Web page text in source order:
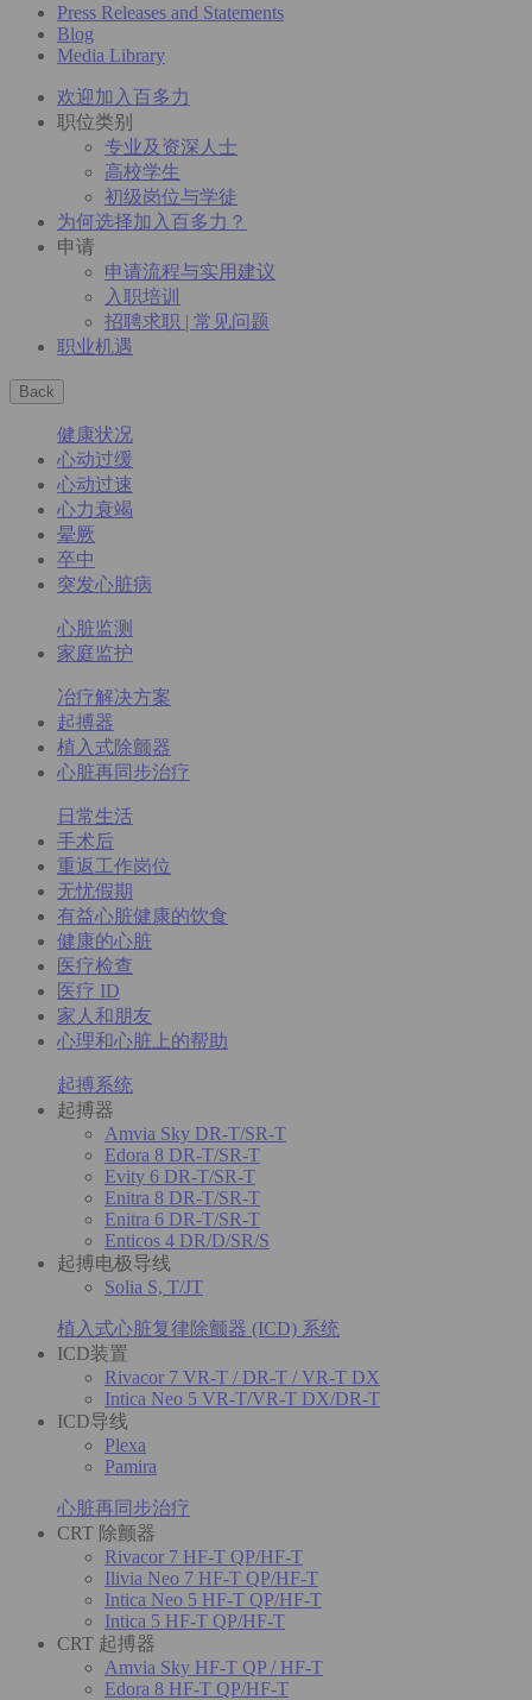
Press Releases and Statements
Blog
Media Library
欢迎加入百多力
职位类别
专业及资深人士
高校学生
初级岗位与学徒
为何选择加入百多力？
申请
申请流程与实用建议
入职培训
招聘求职 | 常见问题
职业机遇
Back
健康状况
心动过缓
心动过速
心力衰竭
晕厥
卒中
突发心脏病
心脏监测
家庭监护
冶疗解决方案
起搏器
植入式除颤器
心脏再同步治疗
日常生活
手术后
重返工作岗位
无忧假期
有益心脏健康的饮食
健康的心脏
医疗检查
医疗 ID
家人和朋友
心理和心脏上的帮助
起搏系统
起搏器
Amvia Sky DR-T/SR-T
Edora 8 DR-T/SR-T
Evity 6 DR-T/SR-T
Enitra 8 DR-T/SR-T
Enitra 6 DR-T/SR-T
Enticos 4 DR/D/SR/S
起搏电极导线
Solia S, T/JT
植入式心脏复律除颤器 (ICD) 系统
ICD装置
Rivacor 7 VR-T / DR-T / VR-T DX
Intica Neo 5 VR-T/VR-T DX/DR-T
ICD导线
Plexa
Pamira
心脏再同步治疗
CRT 除颤器
Rivacor 7 HF-T QP/HF-T
Ilivia Neo 7 HF-T QP/HF-T
Intica Neo 5 HF-T QP/HF-T
Intica 5 HF-T QP/HF-T
CRT 起搏器
Amvia Sky HF-T QP / HF-T
Edora 8 HF-T QP/HF-T